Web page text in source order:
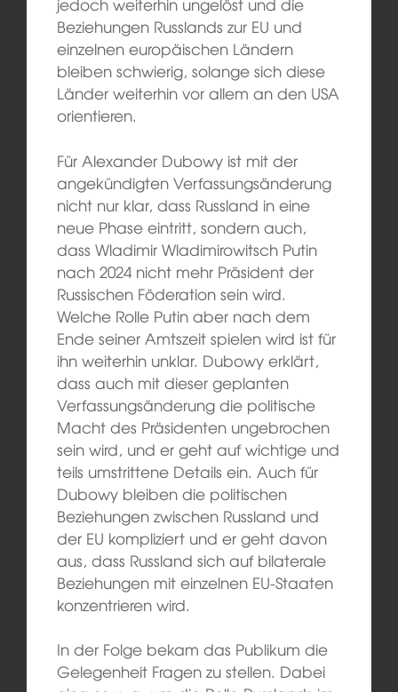
Beziehungen Russlands zur EU und
einzelnen europäischen Ländern
bleiben schwierig, solange sich diese
Länder weiterhin vor allem an den USA
orientieren.
Für Alexander Dubowy ist mit der
angekündigten Verfassungsänderung
nicht nur klar, dass Russland in eine
neue Phase eintritt, sondern auch,
dass Wladimir Wladimirowitsch Putin
nach 2024 nicht mehr Präsident der
Russischen Föderation sein wird.
Welche Rolle Putin aber nach dem
Ende seiner Amtszeit spielen wird ist für
ihn weiterhin unklar. Dubowy erklärt,
dass auch mit dieser geplanten
Verfassungsänderung die politische
Macht des Präsidenten ungebrochen
sein wird, und er geht auf wichtige und
teils umstrittene Details ein. Auch für
Dubowy bleiben die politischen
Beziehungen zwischen Russland und
der EU kompliziert und er geht davon
aus, dass Russland sich auf bilaterale
Beziehungen mit einzelnen EU-Staaten
konzentrieren wird.
In der Folge bekam das Publikum die
Gelegenheit Fragen zu stellen. Dabei